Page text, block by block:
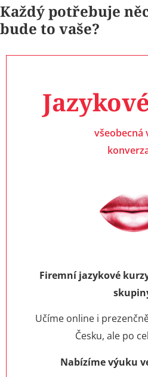
Každý potřebuje
bude to vaše?
všeobecná
Firemní jazykové
Učíme online i
Česku, ale po
Nabízíme výuku